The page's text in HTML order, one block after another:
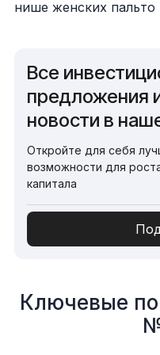
нише женских пальто
Все
предложения
новости в
Откройте для себя
возможности для
капитала
Ключевые